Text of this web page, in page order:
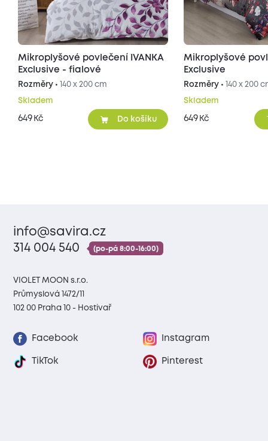
Mikroplyšové povlečení IVANKA
Exclusive - fialové
Rozměry • 140 x 200 cm
Skladem
649 Kč Do košíku
Mikroplyšové
Exclusive
Rozměry • 140 x 200
Skladem
649 Kč
info@savira.cz
314 004 540
(po-pá 8:00-16:00)
VIOLET MOON s.r.o.
Průmyslová 1472/11
102 00 Praha 10 - Hostivař
Facebook Instagram
TikTok Pinterest